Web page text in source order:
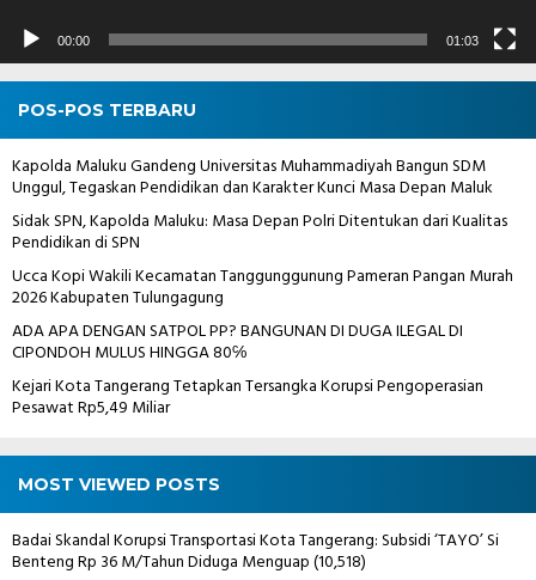
00:00 01:03
POS-POS TERBARU
Kapolda Maluku Gandeng Universitas Muhammadiyah Bangun SDM
Unggul, Tegaskan Pendidikan dan Karakter Kunci Masa Depan Maluk
Sidak SPN, Kapolda Maluku: Masa Depan Polri Ditentukan dari Kualitas
Pendidikan di SPN
Ucca Kopi Wakili Kecamatan Tanggunggunung Pameran Pangan Murah
2026 Kabupaten Tulungagung
ADA APA DENGAN SATPOL PP? BANGUNAN DI DUGA ILEGAL DI
CIPONDOH MULUS HINGGA 80℅
Kejari Kota Tangerang Tetapkan Tersangka Korupsi Pengoperasian
Pesawat Rp5,49 Miliar
MOST VIEWED POSTS
Badai Skandal Korupsi Transportasi Kota Tangerang: Subsidi ‘TAYO’ Si
Benteng Rp 36 M/Tahun Diduga Menguap(10,518)